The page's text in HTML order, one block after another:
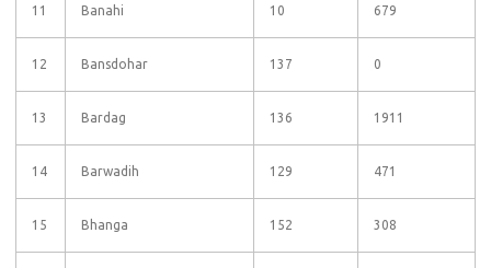
11 Banahi 10 679
12 Bansdohar 137 0
13 Bardag 136 1911
14 Barwadih 129 471
15 Bhanga 152 308